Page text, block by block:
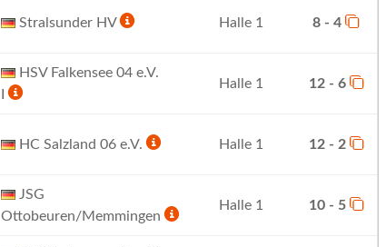
Stralsunder HV Halle 1 8 - 4
HSV Falkensee 04 e.V.
I
Halle 1 12 - 6
HC Salzland 06 e.V. Halle 1 12 - 2
JSG
Ottobeuren/Memmingen
Halle 1 10 - 5